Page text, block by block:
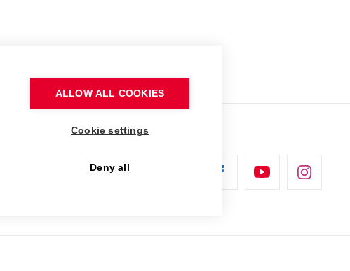
ALLOW ALL COOKIES
Cookie settings
Deny all